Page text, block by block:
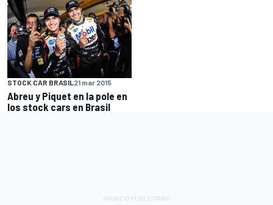
STOCK CAR BRASIL21 mar 2015
Abreu y Piquet en la pole en
los stock cars en Brasil